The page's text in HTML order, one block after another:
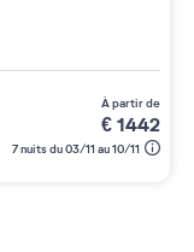
à partir de
€1442
7 nuits du 03/11 au 10/11